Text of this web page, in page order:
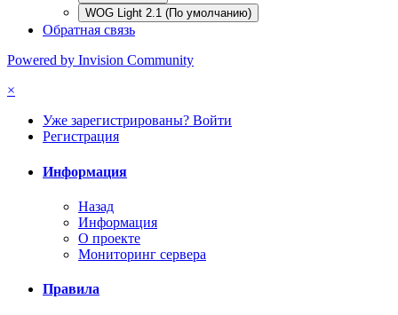
WOG Light 2.1 (По умолчанию)
Обратная связь
Powered by Invision Community
×
Уже зарегистрированы? Войти
Регистрация
Информация
Назад
Информация
О проекте
Мониторинг сервера
Правила